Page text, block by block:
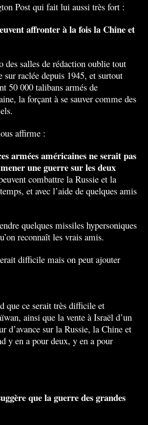
Post qui fait lui aussi très fort :
affronter à la fois la Chine et
salles de rédaction oublie tout
raclée depuis 1945, et surtout
50 000 talibans armés de
la forçant à se sauver comme des
affirme :
armées américaines ne serait pas
une guerre sur les deux
combattre la Russie et la
et avec l’aide de quelques amis
quelques missiles hypersoniques
reconnaît les vrais amis.
difficile mais on peut ajouter
que ce serait très difficile et
ainsi que la vente à Israël d’un
d’avance sur la Russie, la Chine et
y en a pour deux, y en a pour
que la guerre des grandes